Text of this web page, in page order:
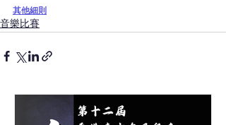
其他細則
音樂比賽